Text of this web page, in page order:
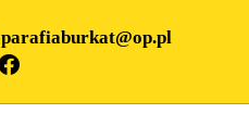
parafiaburkat@op.pl